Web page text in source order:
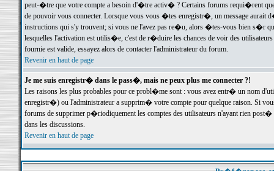
peut-�tre que votre compte a besoin d'�tre activ� ? Certains forums requi�rent
de pouvoir vous connecter. Lorsque vous vous �tes enregistr�, un message aurait
instructions qui s'y trouvent; si vous ne l'avez pas re�u, alors �tes-vous bien s�r
lesquelles l'activation est utilis�e, c'est de r�duire les chances de voir des
fournie est valide, essayez alors de contacter l'administrateur du forum.
Revenir en haut de page
Je me suis enregistr� dans le pass�, mais ne peux plus me connecter ?!
Les raisons les plus probables pour ce probl�me sont : vous avez entr� un nom
enregistr�) ou l'administrateur a supprim� votre compte pour quelque raison. Si
forums de supprimer p�riodiquement les comptes des utilisateurs n'ayant rien
dans les discussions.
Revenir en haut de page